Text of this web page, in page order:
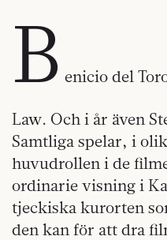
B enicio del
Law. Och i år även
Samtliga spelar, i
huvudrollen i de
ordinarie visning i
tjeckiska kurorten
den kan för att dra